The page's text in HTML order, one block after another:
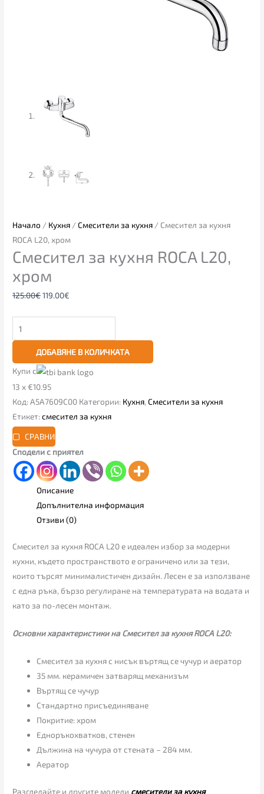
Начало / Кухня /Смесители за кухня / Смесител за кухня
ROCA L20, хром
Смесител за кухня ROCA L20,
хром
125.00€119.00€
ДОБАВЯНЕ В КОЛИЧКАТА
Купи с
13 x €10.95
Код:A5A7609C00 Категории: Кухня,Смесители за кухня
Етикет:смесител за кухня
СРАВНИ
Сподели с приятел
Описание
Допълнителна информация
Отзиви (0)
Смесител за кухня ROCA L20 е идеален избор за модерни
кухни, където пространството е ограничено или за тези,
които търсят минималистичен дизайн. Лесен е за използване
с една ръка, бързо регулиране на температурата на водата и
като за по-лесен монтаж.
Основни характеристики на Смесител за кухня ROCA L20:
Смесител за кухня с нисък въртящ се чучур и аератор
35 мм. керамичен затварящ механизъм
Въртящ се чучур
Стандартно присъединяване
Покритие: хром
Едноръкохватков, стенен
Дължина на чучура от стената – 284 мм.
Аератор
Разгледайте и другите модели смесители за кухня